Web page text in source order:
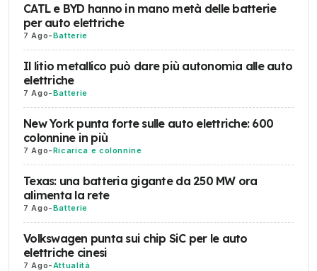
CATL e BYD hanno in mano metà delle batterie
per auto elettriche
7 Ago-Batterie
Il litio metallico può dare più autonomia alle auto
elettriche
7 Ago-Batterie
New York punta forte sulle auto elettriche: 600
colonnine in più
7 Ago-Ricarica e colonnine
Texas: una batteria gigante da 250 MW ora
alimenta la rete
7 Ago-Batterie
Volkswagen punta sui chip SiC per le auto
elettriche cinesi
7 Ago-Attualità